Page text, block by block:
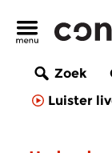
Zoek
Luister